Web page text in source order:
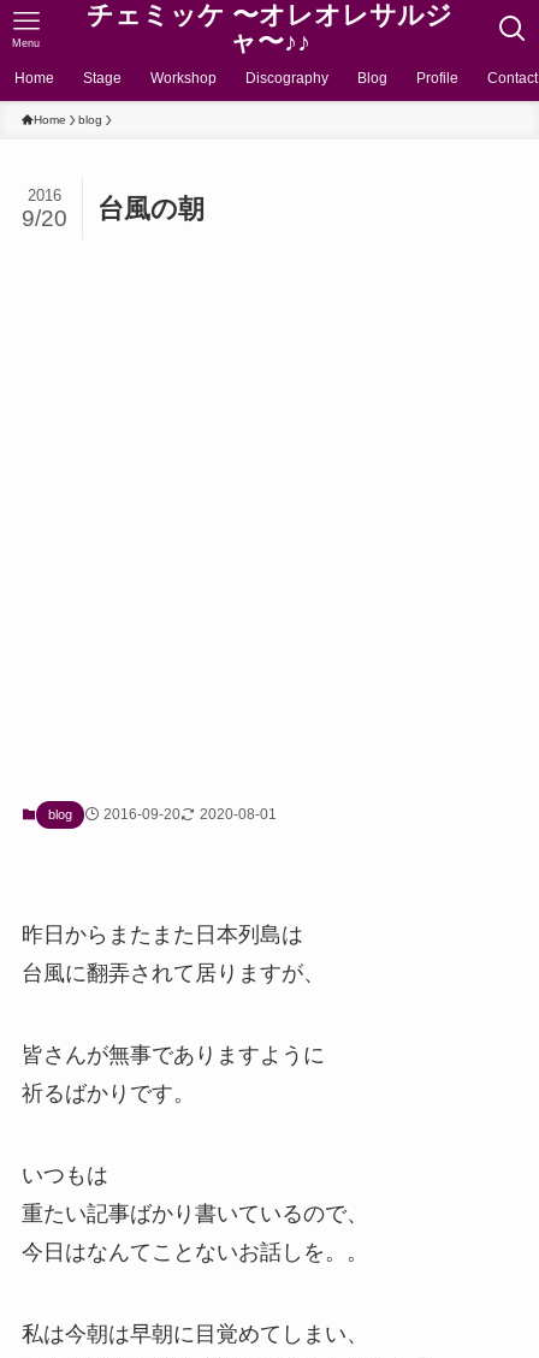
チェミッケ 〜オレオレサルジ
ャ〜♪♪
Menu
Home Stage Workshop Discography Blog Profile Contact
Home blog
台風の朝
2016
9/20
blog 2016-09-20 2020-08-01
昨日からまたまた日本列島は
台風に翻弄されて居りますが、
皆さんが無事でありますように
祈るばかりです。
いつもは
重たい記事ばかり書いているので、
今日はなんてことないお話しを。。
私は今朝は早朝に目覚めてしまい、